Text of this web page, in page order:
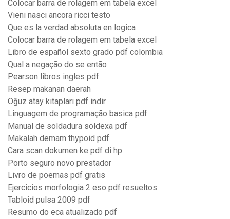
Colocar barra de rolagem em tabela excel
Vieni nasci ancora ricci testo
Que es la verdad absoluta en logica
Colocar barra de rolagem em tabela excel
Libro de español sexto grado pdf colombia
Qual a negação do se então
Pearson libros ingles pdf
Resep makanan daerah
Oğuz atay kitapları pdf indir
Linguagem de programação basica pdf
Manual de soldadura soldexa pdf
Makalah demam thypoid pdf
Cara scan dokumen ke pdf di hp
Porto seguro novo prestador
Livro de poemas pdf gratis
Ejercicios morfologia 2 eso pdf resueltos
Tabloid pulsa 2009 pdf
Resumo do eca atualizado pdf